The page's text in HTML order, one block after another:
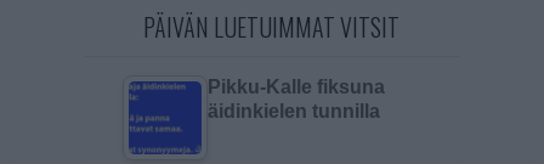
PÄIVÄN LUETUIMMAT VITSIT
Pikku-Kalle fiksuna
äidinkielen tunnilla